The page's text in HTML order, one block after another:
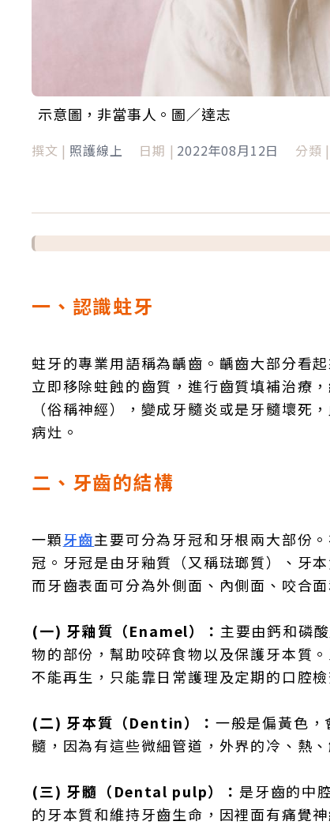
示意圖，非當事人。圖／達志
撰文 | 照護線上 日期 | 2022年08月12日 分類 |
一、認識蛀牙
蛀牙的專業用語稱為齲齒。齲齒大部分看
立即移除蛀蝕的齒質，進行齒質填補治療
（俗稱神經），變成牙髓炎或是牙髓壞死
病灶。
二、牙齒的結構
一顆牙齒主要可分為牙冠和牙根兩大部份
冠。牙冠是由牙釉質（又稱琺瑯質）、牙
而牙齒表面可分為外側面、內側面、咬合面
(一) 牙釉質（Enamel）： 主要由鈣和磷
物的部份，幫助咬碎食物以及保護牙本質
不能再生，只能靠日常護理及定期的口腔
(二) 牙本質（Dentin）： 一般是偏黃色
髓，因為有這些微細管道，外界的冷、熱
(三) 牙髓（Dental pulp）： 是牙齒的中
的牙本質和維持牙齒生命，因裡面有痛覺